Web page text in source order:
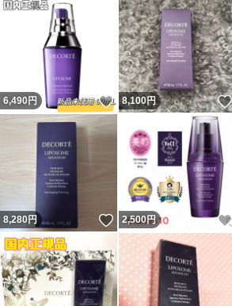
6,490 円 いいね！
8,100円
8,280円 いいね！
2,500円